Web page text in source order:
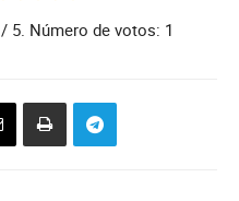
/ 5. Número de votos: 1